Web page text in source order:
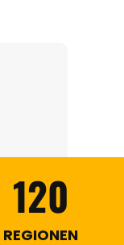
120
REGIONEN